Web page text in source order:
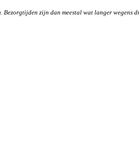
Bezorgtijden zijn dan meestal wat langer wegens